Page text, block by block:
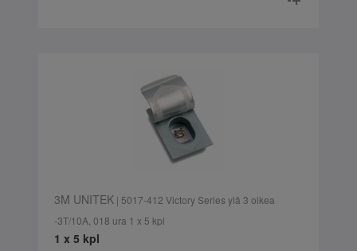
3M UNITEK| 5017-412 Victory Series ylä 3 oikea
-3T/10A, 018 ura 1 x 5 kpl
1 x 5 kpl